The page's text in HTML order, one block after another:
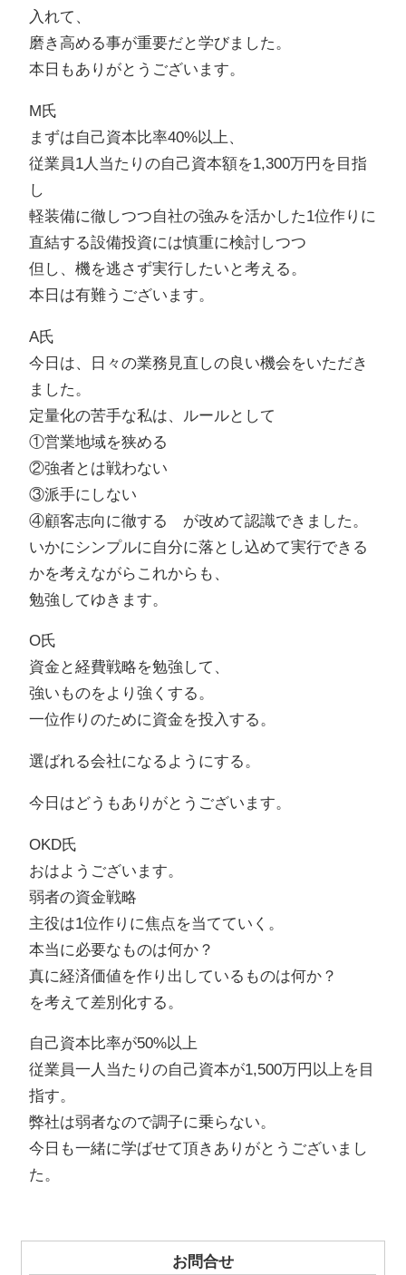
入れて、
磨き高める事が重要だと学びました。
本日もありがとうございます。
M氏
まずは自己資本比率40%以上、
従業員1人当たりの自己資本額を1,300万円を目指
し
軽装備に徹しつつ自社の強みを活かした1位作りに
直結する設備投資には慎重に検討しつつ
但し、機を逃さず実行したいと考える。
本日は有難うございます。
A氏
今日は、日々の業務見直しの良い機会をいただき
ました。
定量化の苦手な私は、ルールとして
①営業地域を狭める
②強者とは戦わない
③派手にしない
④顧客志向に徹する が改めて認識できました。
いかにシンプルに自分に落とし込めて実行できる
かを考えながらこれからも、
勉強してゆきます。
O氏
資金と経費戦略を勉強して、
強いものをより強くする。
一位作りのために資金を投入する。
選ばれる会社になるようにする。
今日はどうもありがとうございます。
OKD氏
おはようございます。
弱者の資金戦略
主役は1位作りに焦点を当てていく。
本当に必要なものは何か？
真に経済価値を作り出しているものは何か？
を考えて差別化する。
自己資本比率が50%以上
従業員一人当たりの自己資本が1,500万円以上を目
指す。
弊社は弱者なので調子に乗らない。
今日も一緒に学ばせて頂きありがとうございまし
た。
お問合せ